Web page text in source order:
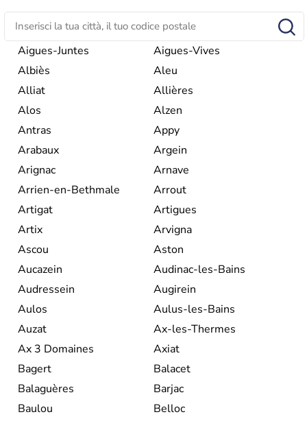
Aigues-Juntes
Aigues-Vives
Albiès
Aleu
Alliat
Allières
Alos
Alzen
Antras
Appy
Arabaux
Argein
Arignac
Arnave
Arrien-en-Bethmale
Arrout
Artigat
Artigues
Artix
Arvigna
Ascou
Aston
Aucazein
Audinac-les-Bains
Audressein
Augirein
Aulos
Aulus-les-Bains
Auzat
Ax-les-Thermes
Ax 3 Domaines
Axiat
Bagert
Balacet
Balaguères
Barjac
Baulou
Belloc